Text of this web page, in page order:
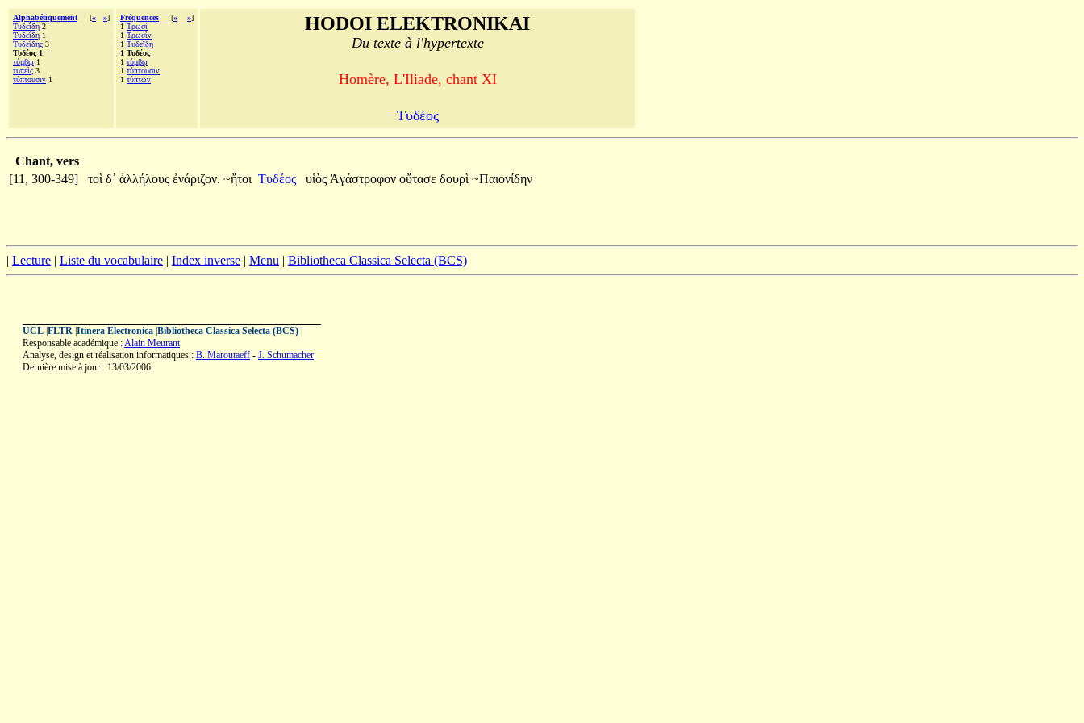
Alphabétiquement [« »]
Τυδεΐδῃ 2
Τυδεΐδη 1
Τυδεΐδης 3
Τυδέος 1
τύμβῳ 1
τυπεὶς 3
τύπτουσιν 1
Fréquences [« »]
1 Τρωσί
1 Τρωσὶν
1 Τυδεΐδη
1 Τυδέος
1 τύμβῳ
1 τύπτουσιν
1 τύπτων
HODOI ELEKTRONIKAI
Du texte à l'hypertexte
Homère, L'Iliade, chant XI
Τυδέος
Chant, vers
[11, 300-349]
τοὶ δ᾽ ἀλλήλους ἐνάριζον. ~ἤτοι Τυδέος υἱὸς Ἀγάστροφον οὔτασε δουρὶ ~Παιονίδην
| Lecture | Liste du vocabulaire | Index inverse | Menu | Bibliotheca Classica Selecta (BCS)
UCL FLTR Itinera Electronica Bibliotheca Classica Selecta (BCS)
Responsable académique :Alain Meurant
Analyse, design et réalisation informatiques : B. Maroutaeff - J. Schumacher
Dernière mise à jour : 13/03/2006